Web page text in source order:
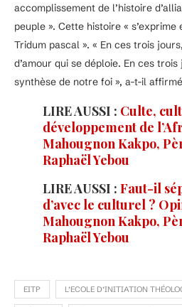
accomplissement de l’histoire
peuple ». Cette histoire «
Tridum pascal ». « En ces trois
d’amour qui se déploie. En ces
synthèse de notre foi », a-t-il
LIRE AUSSI : Culte,
développement de
Mahougnon Kakpo,
Raphaël Yebou
LIRE AUSSI : Faut-il
d’avec le culturel ?
Mahougnon Kakpo,
Raphaël Yebou
EITP L’ECOLE D’INITIATION